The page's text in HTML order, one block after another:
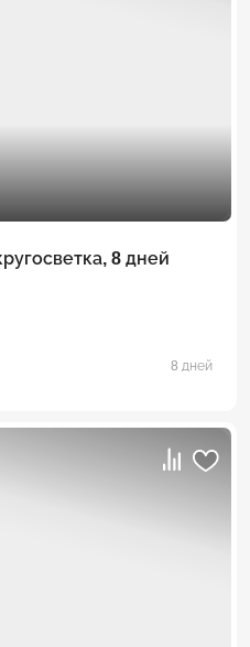
8 дней
8 дней